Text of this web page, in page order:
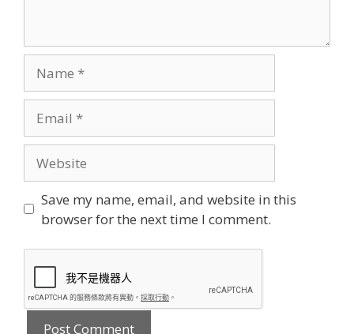
Save my name, email, and website in this
browser for the next time I comment.